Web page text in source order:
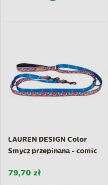
LAUREN DESIGN Color
Smycz przepinana - comic
79,70 zł